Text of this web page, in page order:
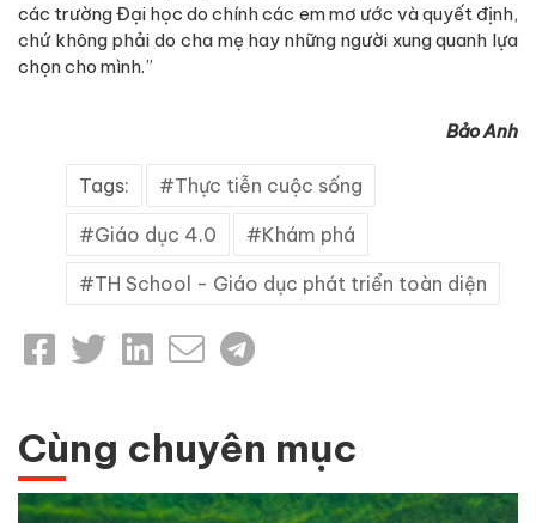
các trường Đại học do chính các em mơ ước và quyết định,
chứ không phải do cha mẹ hay những người xung quanh lựa
chọn cho mình.”
Bảo Anh
Tags: Thực tiễn cuộc sống
Giáo dục 4.0 Khám phá
TH School - Giáo dục phát triển toàn diện
Cùng chuyên mục